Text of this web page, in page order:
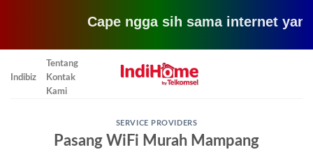
Cape ngga sih sama internet yang
Indibiz
Tentang
Kontak
Kami
SERVICE PROVIDERS
Pasang WiFi Murah Mampang